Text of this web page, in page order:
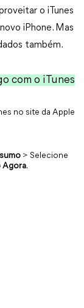
o iTunes
iPhone. Mas
também.
com o iTunes
no site da Apple
> Selecione
Agora.